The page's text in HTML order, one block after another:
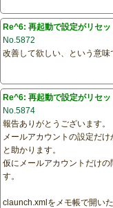
Re^6: 再起動で設定がリセッ
No.5872
改善して欲しい、という意味
Re^6: 再起動で設定がリセッ
No.5874
報告ありがとうございます。
メールアカウントの設定だ
と助かります。
仮にメールアカウントだけ
す。
claunch.xmlをメモ帳で開い